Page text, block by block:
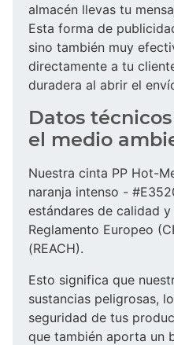
almacén llevas tu
Esta forma de
sino también muy
directamente a tu
duradera al abrir el
Datos
el medio
Nuestra cinta PP Hot-
naranja intenso -
estándares de calidad
Reglamento Europeo
(REACH).
Esto significa que
sustancias peligrosas,
seguridad de tus
que también aporta un